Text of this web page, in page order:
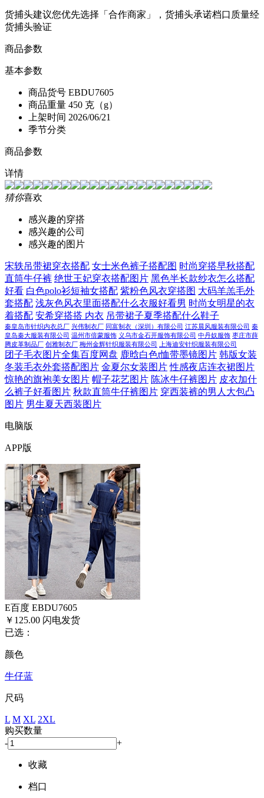
货捕头建议您优先选择「合作商家」，货捕头承诺档口质量经
货捕头验证
商品参数
基本参数
商品货号 EBDU7605
商品重量 450 克（g）
上架时间 2026/06/21
季节分类
商品参数
详情
猜你喜欢
感兴趣的穿搭
感兴趣的公司
感兴趣的图片
宋轶吊带裙穿衣搭配 女士米色裤子搭配图 时尚穿搭早秋搭配
直筒牛仔裤 绝世王妃穿衣搭配图片 黑色半长款纱衣怎么搭配
好看 白色polo衫短袖女搭配 紫粉色风衣穿搭图 大码羊羔毛外
套搭配 浅灰色风衣里面搭配什么衣服好看男 时尚女明星的衣
着搭配 安希穿搭搭 内衣 吊带裙子夏季搭配什么鞋子
秦皇岛市针织内衣总厂 兴伟制衣厂 同富制衣（深圳）有限公司 江苏晨风服装有限公司 秦
皇岛秦大服装有限公司 温州市倍蒙服饰 义乌市金石开服饰有限公司 中丹奴服饰 枣庄市薛
腾皮革制品厂 创雅制衣厂 梅州金辉针织服装有限公司 上海迪安针织服装有限公司
团子毛衣图片全集百度网盘 鹿晗白色t恤带墨镜图片 韩版女装
冬装毛衣外套搭配图片 金夏尔女装图片 性感夜店连衣裙图片
惊艳的旗袍美女图片 帽子花艺图片 陈冰牛仔裤图片 皮衣加什
么裤子好看图片 秋款直筒牛仔裤图片 穿西装裤的男人大包凸
图片 男生夏天西装图片
电脑版
APP版
E百度 EBDU7605
￥125.00 闪电发货
已选：
颜色
牛仔蓝
尺码
L M XL 2XL
购买数量
-
+
收藏
档口